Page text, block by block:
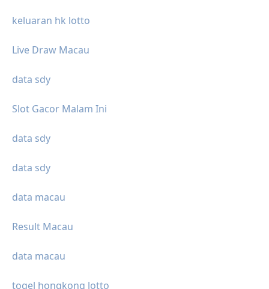
keluaran hk lotto
Live Draw Macau
data sdy
Slot Gacor Malam Ini
data sdy
data sdy
data macau
Result Macau
data macau
togel hongkong lotto